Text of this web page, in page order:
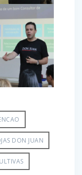
DON JUAN